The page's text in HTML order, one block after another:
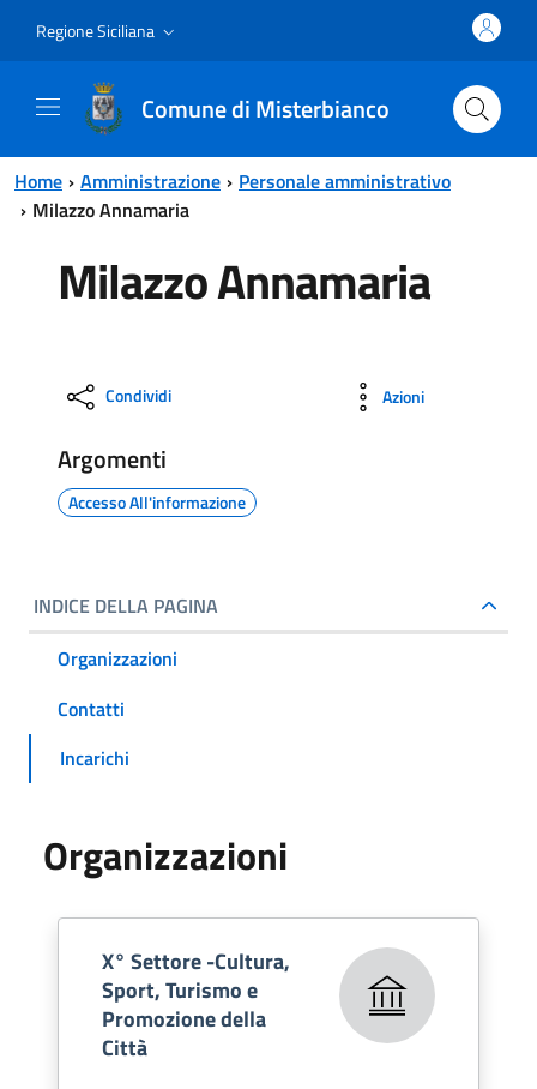
Regione Siciliana
Comune di Misterbianco
Home Amministrazione
Personale amministrativo
Milazzo Annamaria
Milazzo Annamaria
Condividi Azioni
Argomenti
Accesso All'informazione
INDICE DELLA PAGINA
Organizzazioni
Contatti
Incarichi
Organizzazioni
X° Settore -Cultura,
Sport, Turismo e
Promozione della
Città